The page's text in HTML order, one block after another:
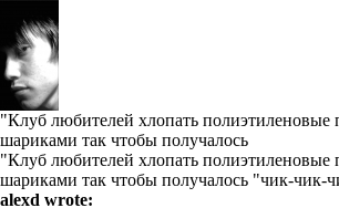
"Клуб любителей хлопать полиэтиленовые
шариками так чтобы получалось
"Клуб любителей хлопать полиэтиленовые
шариками так чтобы получалось "чик-чик-
alexd wrote: